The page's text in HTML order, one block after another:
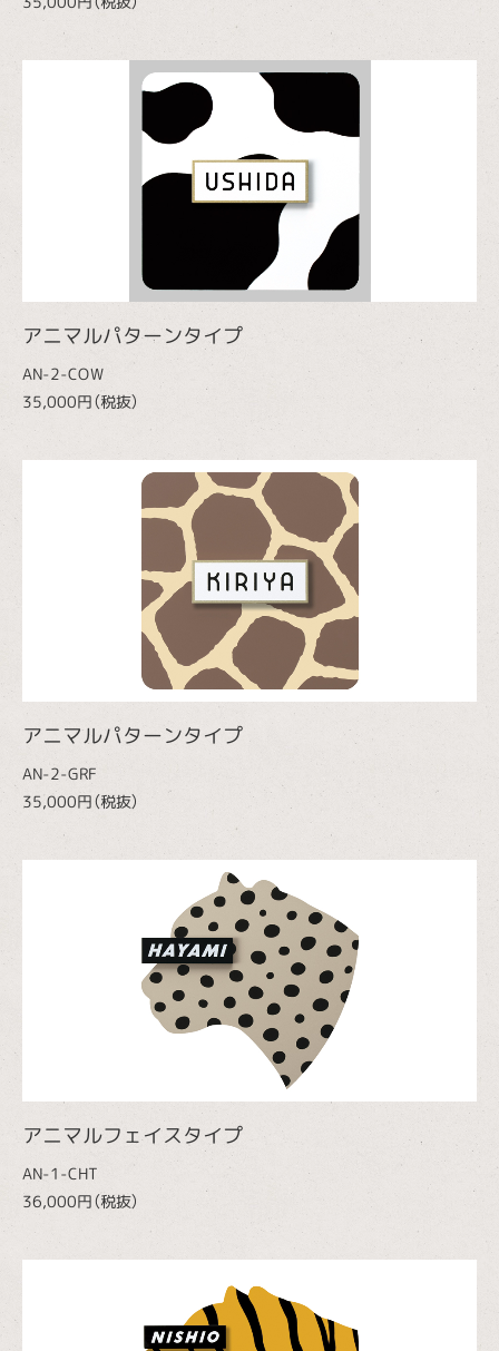
アニマルパターンタイプ
AN-2-COW
35,000円（税抜）
アニマルパターンタイプ
AN-2-GRF
35,000円（税抜）
アニマルフェイスタイプ
AN-1-CHT
36,000円（税抜）